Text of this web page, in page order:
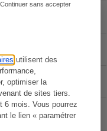
utilisent des
optimiser la
de sites tiers.
6 mois. Vous pourrez
le lien « paramétrer
Continuer sans accepter
€ 147,07 €
€ 138,18 €